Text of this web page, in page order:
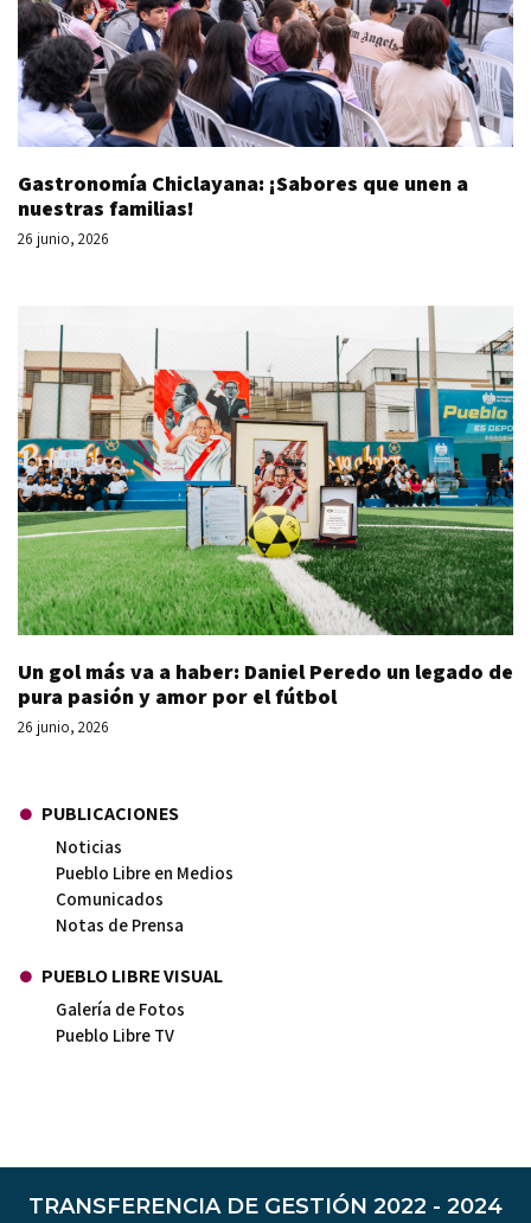
Gastronomía Chiclayana: ¡Sabores que unen a
nuestras familias!
26 junio, 2026
Un gol más va a haber: Daniel Peredo un legado de
pura pasión y amor por el fútbol
26 junio, 2026
PUBLICACIONES
Noticias
Pueblo Libre en Medios
Comunicados
Notas de Prensa
PUEBLO LIBRE VISUAL
Galería de Fotos
Pueblo Libre TV
TRANSFERENCIA DE GESTIÓN 2022 - 2024